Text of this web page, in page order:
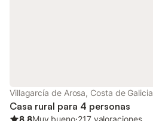
Villagarcía de Arosa, Costa de Galicia
Casa rural para 4 personas
8.8Muy bueno⋅217 valoraciones